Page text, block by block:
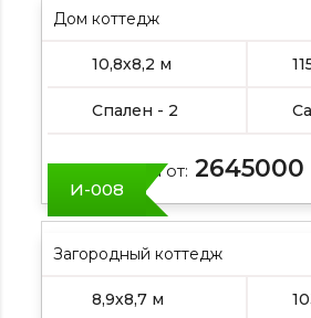
Дом коттедж
10,8х8,2 м
Спален - 2
Цена от: 2645000
И-008
Загородный коттедж
8,9х8,7 м